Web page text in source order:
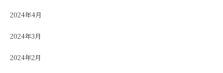
2024年4月
2024年3月
2024年2月